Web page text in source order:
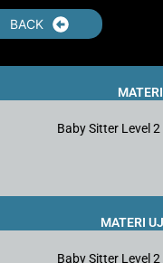
BACK
Baby Sitter Level 2
MATERI
Baby Sitter Level 2